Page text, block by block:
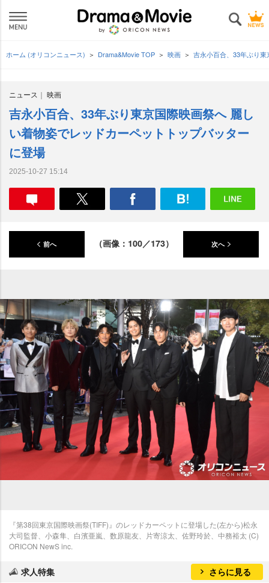
ホーム (オリコンニュース) Drama&Movie TOP 映画 吉永小百合、33年ぶり
ニュース 映画
吉永小百合、33年ぶり東京国際映画祭へ 麗し
い着物姿でレッドカーペットトップバッター
に登場
2025-10-27 15:14
前へ （画像：100／173） 次へ
『第38回東京国際映画祭(TIFF)』のレッドカーペットに登場した(左から)松永
大司監督、小森隼、白濱亜嵐、数原龍友、片寄涼太、佐野玲於、中務裕太 (C)
ORICON NewS inc.
求人特集 さらに見る